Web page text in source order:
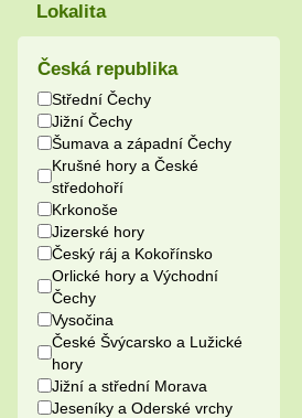
Lokalita
Česká republika
Střední Čechy
Jižní Čechy
Šumava a západní Čechy
Krušné hory a České
středohoří
Krkonoše
Jizerské hory
Český ráj a Kokořínsko
Orlické hory a Východní
Čechy
Vysočina
České Švýcarsko a Lužické
hory
Jižní a střední Morava
Jeseníky a Oderské vrchy